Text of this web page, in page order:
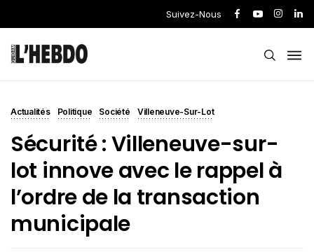
Suivez-Nous
Actualités Politique Société Villeneuve-Sur-Lot
Sécurité : Villeneuve-sur-
lot innove avec le rappel à
l’ordre de la transaction
municipale